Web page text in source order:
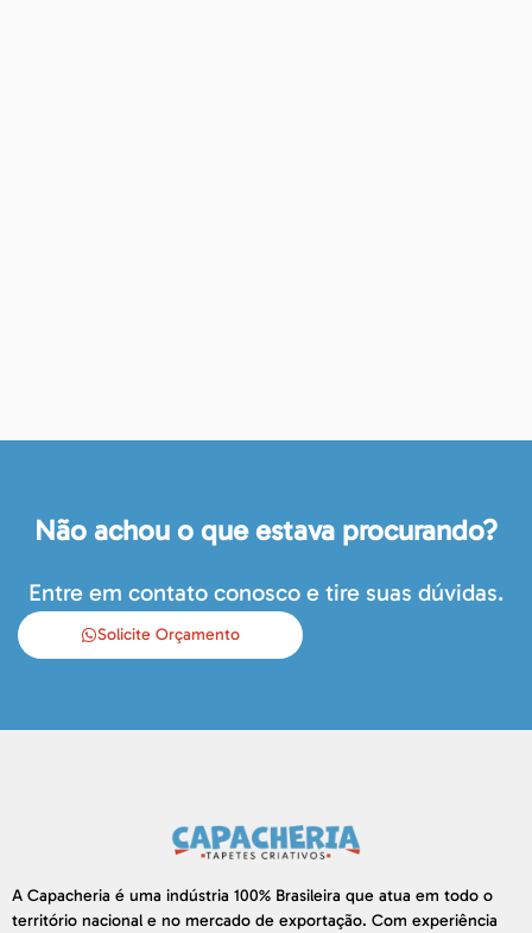
Não achou o que estava procurando?
Entre em contato conosco e tire suas dúvidas.
Solicite Orçamento
A Capacheria é uma indústria 100% Brasileira que atua em todo o
território nacional e no mercado de exportação. Com experiência